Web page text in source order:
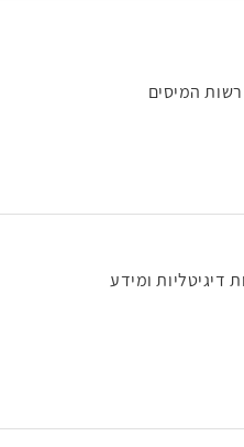
המיסים
דיגיטליות ומידע